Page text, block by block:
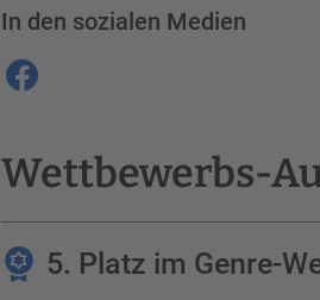
In den sozialen Medien
Wettbewerbs-
5. Platz im Genre-